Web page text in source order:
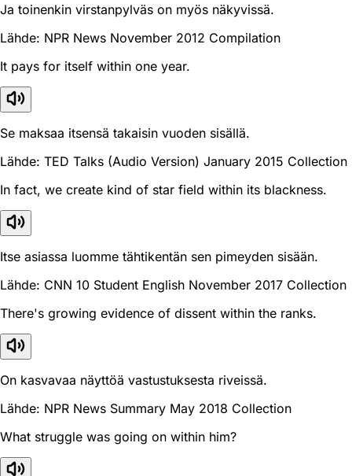
Ja toinenkin virstanpylväs on myös näkyvissä.
Lähde: NPR News November 2012 Compilation
It pays for itself within one year.
Se maksaa itsensä takaisin vuoden sisällä.
Lähde: TED Talks (Audio Version) January 2015 Collection
In fact, we create kind of star field within its blackness.
Itse asiassa luomme tähtikentän sen pimeyden sisään.
Lähde: CNN 10 Student English November 2017 Collection
There's growing evidence of dissent within the ranks.
On kasvavaa näyttöä vastustuksesta riveissä.
Lähde: NPR News Summary May 2018 Collection
What struggle was going on within him?